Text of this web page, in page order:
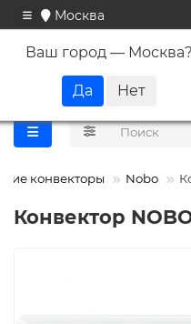
Москва
Ваш город — Москва?
конвекторы Nobo
Конвектор